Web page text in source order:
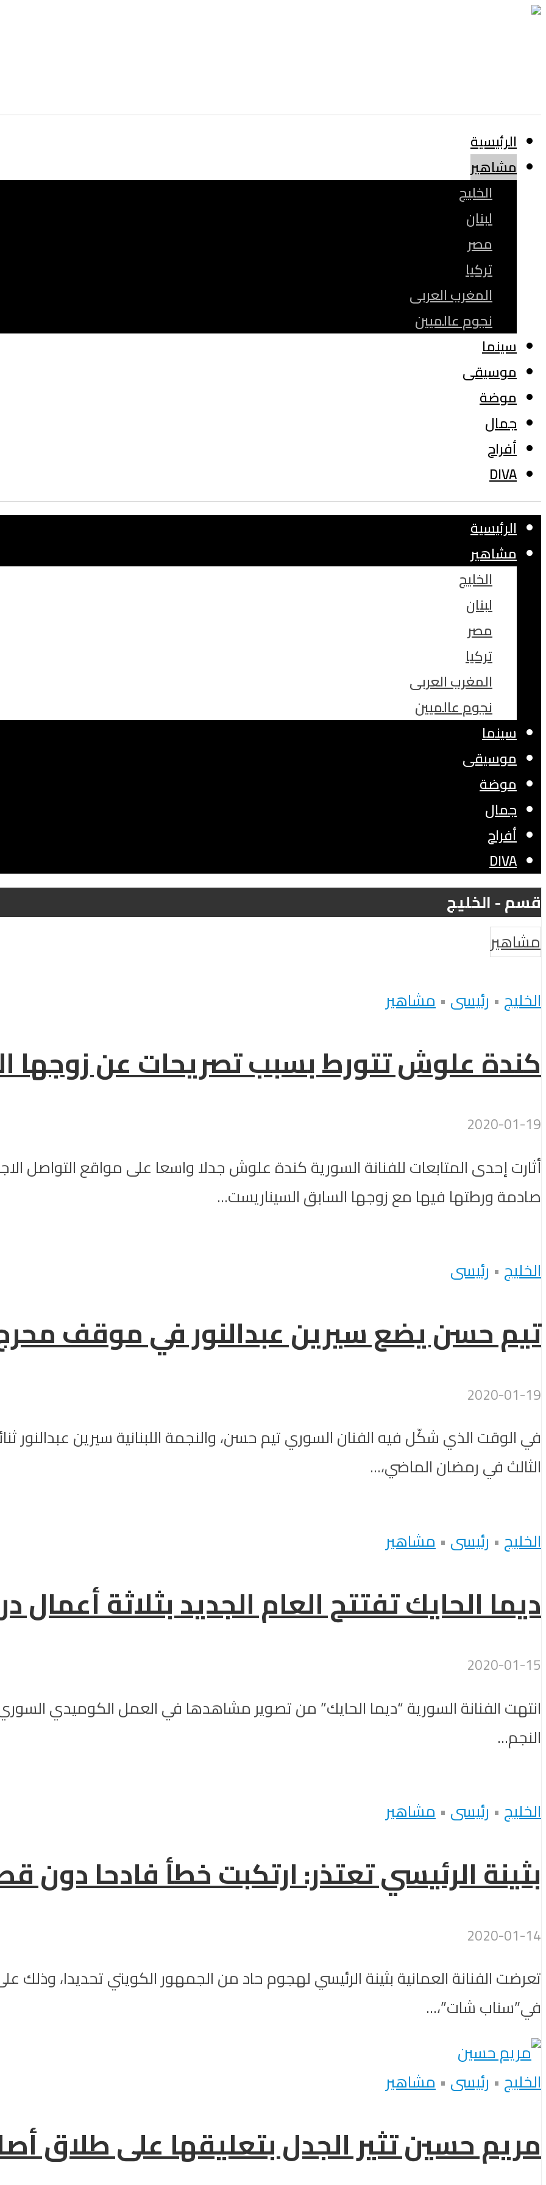
الرئيسية
مشاهير
الخليج
لبنان
مصر
تركيا
المغرب العربى
نجوم عالميين
سينما
موسيقى
موضة
جمال
أفراح
DIVA
الرئيسية
مشاهير
الخليج
لبنان
مصر
تركيا
المغرب العربى
نجوم عالميين
سينما
موسيقى
موضة
جمال
أفراح
DIVA
قسم - الخليج
مشاهير
الخليج • رئيسى •مشاهير
كندة علوش تتورط بسبب تصريحات عن زوجها
2020-01-19
أثارت إحدى المتابعات للفنانة السورية كندة علوش جدلا واسعا على مواقع التواصل
صادمة ورطتها فيها مع زوجها السابق السيناريست...
الخليج • رئيسى
تيم حسن يضع سيرين عبدالنور في موقف
2020-01-19
في الوقت الذي شكّل فيه الفنان السوري تيم حسن، والنجمة اللبنانية سيرين عبدالنور
الثالث في رمضان الماضي،...
الخليج • رئيسى •مشاهير
ديما الحايك تفتتح العام الجديد بثلاثة أعمال
2020-01-15
انتهت الفنانة السورية “ديما الحايك” من تصوير مشاهدها في العمل الكوميدي
النجم...
الخليج • رئيسى •مشاهير
بثينة الرئيسي تعتذر: ارتكبت خطأ فادحا دون
2020-01-14
تعرضت الفنانة العمانية بثينة الرئيسي لهجوم حاد من الجمهور الكويتي تحديدا، وذلك
في”سناب شات”،...
الخليج • رئيسى •مشاهير
مريم حسين تثير الجدل بتعليقها على طلاق